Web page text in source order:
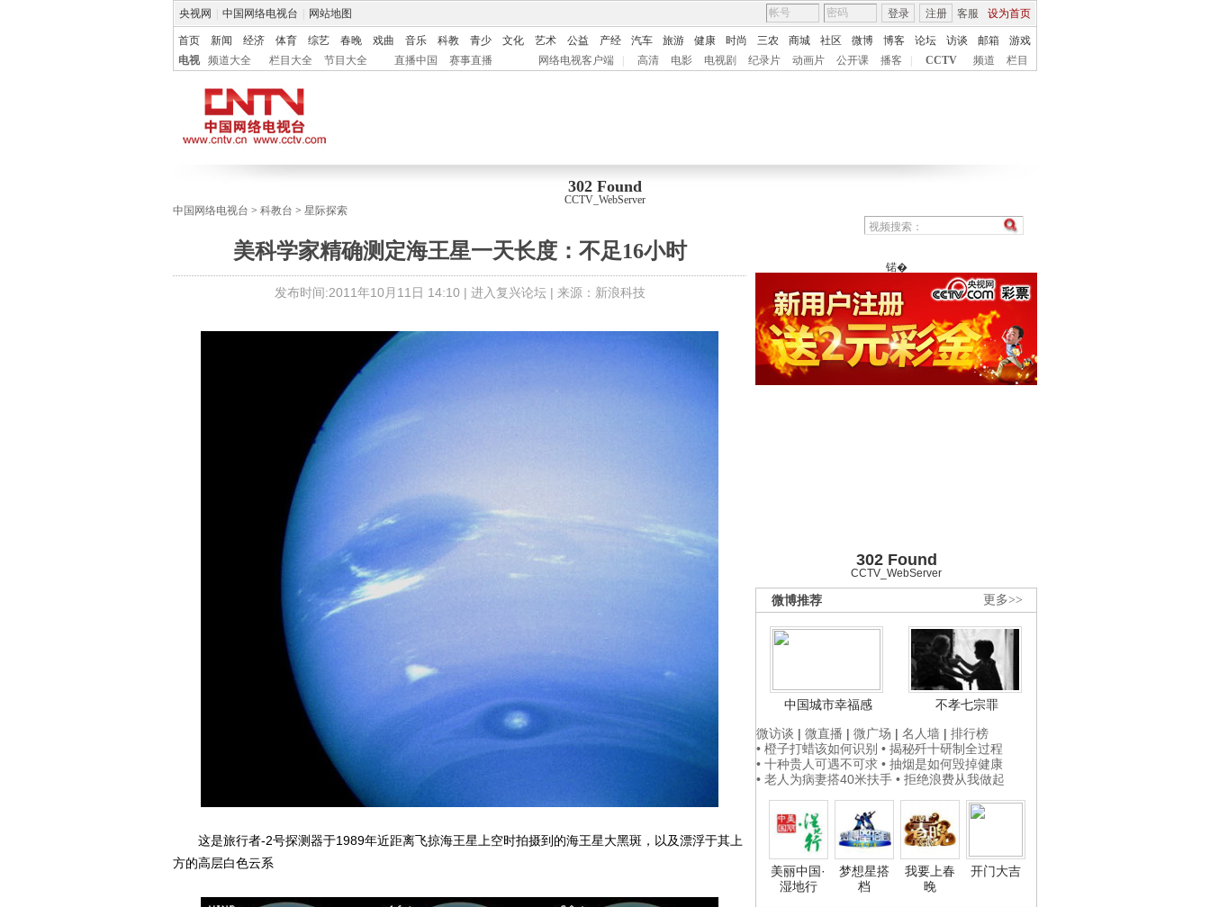
央视网 中国网络电视台 网站地图 客服 设为首页
登录 注册
首页 新闻 经济 体育 综艺 春晚 戏曲 音乐 科教 青少 文化 艺术 公益 产经 汽车 旅游 健康 时尚 三农 商城 社区 微博 博客 论坛 访谈 邮箱
游戏
电视
频道大全 栏目大全 节目大全 直播中国 赛事直播 网络电视客户端 高清 电影 电视剧 纪录片 动画片 公开课 播客 CCTV 频道 栏目
302 Found
CCTV_WebServer
中国网络电视台 > 科教台 > 星际探索
锘�
302 Found
CCTV_WebServer
更多>>
微博推荐
中国城市幸福感
不孝七宗罪
微访谈 | 微直播 | 微广场 | 名人墙 | 排行榜
• 橙子打蜡该如何识别 • 揭秘歼十研制全过程
• 十种贵人可遇不可求 • 抽烟是如何毁掉健康
• 老人为病妻搭40米扶手 • 拒绝浪费从我做起
美丽中国·
湿地行
梦想星搭
档
我要上春
晚
开门大吉
美科学家精确测定海王星一天长度：不足16小时
发布时间:2011年10月11日 14:10 | 进入复兴论坛| 来源： 新浪科技
这是旅行者-2号探测器于1989年近距离飞掠海王星上空时拍摄到的海王星大黑斑，以及漂浮于其上
方的高层白色云系